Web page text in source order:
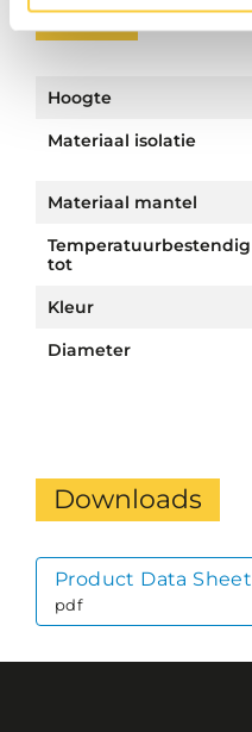
ETIM
Hoogte
Materiaal isolatie
Materiaal mantel
Temperatuurbestendig
tot
Kleur
Diameter
Downloads
Product Data Sheet
pdf